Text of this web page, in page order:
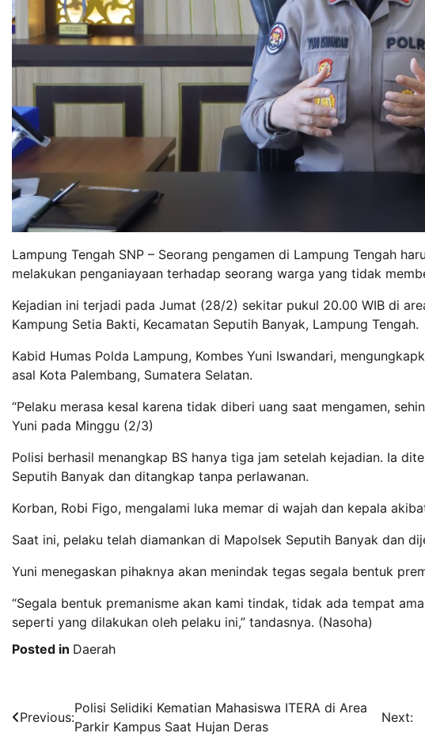
Lampung Tengah SNP – Seorang pengamen di Lampung Tengah
melakukan penganiayaan terhadap seorang warga yang tidak
Kejadian ini terjadi pada Jumat (28/2) sekitar pukul 20.00 WIB di
Kampung Setia Bakti, Kecamatan Seputih Banyak, Lampung Tengah.
Kabid Humas Polda Lampung, Kombes Yuni Iswandari,
asal Kota Palembang, Sumatera Selatan.
“Pelaku merasa kesal karena tidak diberi uang saat mengamen,
Yuni pada Minggu (2/3)
Polisi berhasil menangkap BS hanya tiga jam setelah kejadian. Ia
Seputih Banyak dan ditangkap tanpa perlawanan.
Korban, Robi Figo, mengalami luka memar di wajah dan kepala
Saat ini, pelaku telah diamankan di Mapolsek Seputih Banyak dan
Yuni menegaskan pihaknya akan menindak tegas segala bentuk
“Segala bentuk premanisme akan kami tindak, tidak ada tempat
seperti yang dilakukan oleh pelaku ini,” tandasnya. (Nasoha)
Posted in Daerah
Post
navigation
Previous:
Polisi Selidiki Kematian Mahasiswa ITERA di Area
Parkir Kampus Saat Hujan Deras
Next: